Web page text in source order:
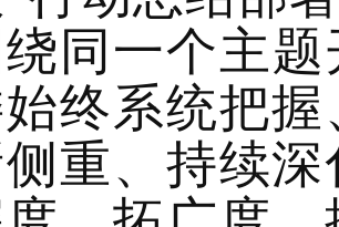
绕同一个主
终系统把
重、持续